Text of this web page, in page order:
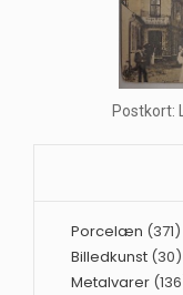
Postkort:
Porcelæn (371)
Billedkunst (30)
Metalvarer